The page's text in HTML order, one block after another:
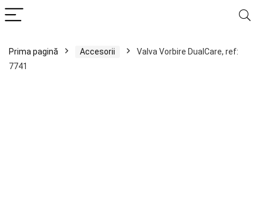
Prima pagină Accesorii
Valva Vorbire DualCare, ref:
7741